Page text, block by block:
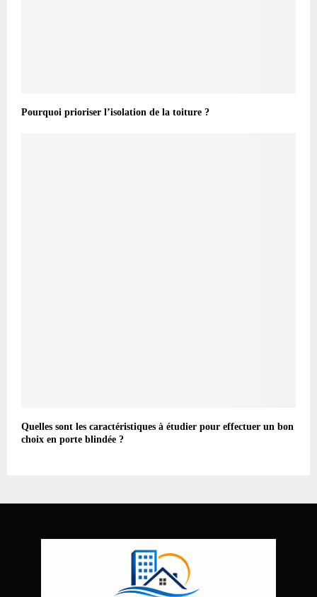
Pourquoi prioriser l’isolation de la toiture ?
Quelles sont les caractéristiques à étudier pour effectuer un bon
choix en porte blindée ?